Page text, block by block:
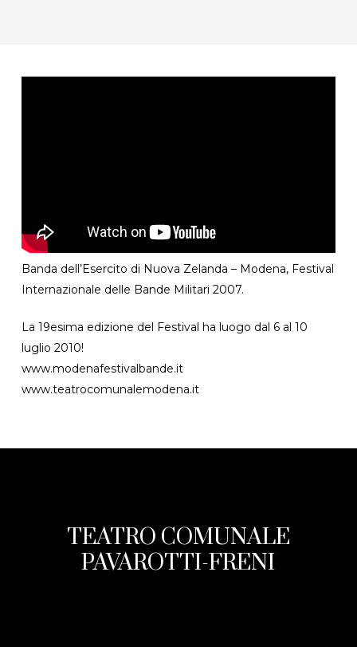
Banda dell’Esercito di Nuova Zelanda – Modena, Festival
Internazionale delle Bande Militari 2007.
La 19esima edizione del Festival ha luogo dal 6 al 10
luglio 2010!
www.modenafestivalbande.it
www.teatrocomunalemodena.it
TEATRO COMUNALE
PAVAROTTI-FRENI